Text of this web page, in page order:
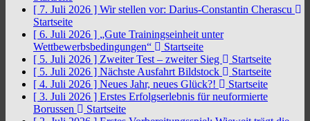
[ 7. Juli 2026 ] Wir stellen vor: Darius-Constantin Cherascu
Startseite
[ 6. Juli 2026 ] „Gute Trainingseinheit unter
Wettbewerbsbedingungen“
Startseite
[ 5. Juli 2026 ] Zweiter Test – zweiter Sieg
Startseite
[ 5. Juli 2026 ] Nächste Ausfahrt Bildstock
Startseite
[ 4. Juli 2026 ] Neues Jahr, neues Glück?!
Startseite
[ 3. Juli 2026 ] Erstes Erfolgserlebnis für neuformierte
Borussen
Startseite